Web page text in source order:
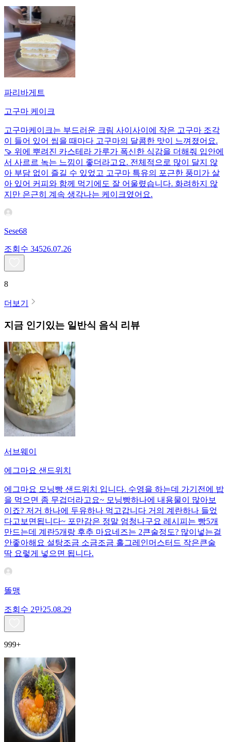
파리바게트
고구마 케이크
고구마케이크는 부드러운 크림 사이사이에 작은 고구마 조각
이 들어 있어 씹을 때마다 고구마의 달콤한 맛이 느껴졌어요.
🍠 위에 뿌려진 카스테라 가루가 폭신한 식감을 더해줘 입안에
서 사르르 녹는 느낌이 좋더라고요. 전체적으로 많이 달지 않
아 부담 없이 즐길 수 있었고 고구마 특유의 포근한 풍미가 살
아 있어 커피와 함께 먹기에도 잘 어울렸습니다. 화려하지 않
지만 은근히 계속 생각나는 케이크였어요.
Sese68
조회수 34526.07.26
8
더보기
지금 인기있는 일반식 음식 리뷰
서브웨이
에그마요 샌드위치
에그마요 모닝빵 샌드위치 입니다. 수영을 하는데 가기전에 밥
을 먹으면 좀 무겁더라고요~ 모닝빵하나에 내용물이 많아보
이죠? 저거 하나에 두유하나 먹고갑니다 거의 계란하나 들었
다고보면됩니다~ 포만감은 정말 엄청나구요 레시피는 빵5개
만드는데 계란5개랑 후추 마요네즈는 2큰술정도? 많이넣는걸
안좋아해요 설탕조금 소금조금 홀그레인머스터드 작은큰술
딱 요렇게 넣으면 됩니다.
똘맹
조회수 2만25.08.29
999+